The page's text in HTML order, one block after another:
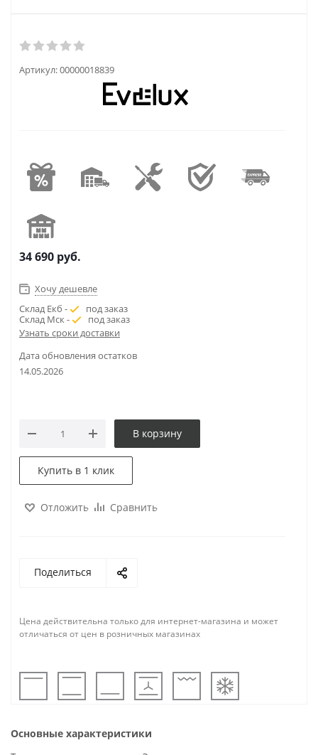
Артикул:00000018839
34 690 руб.
Хочу дешевле
Склад Екб -
под заказ
Склад Мск -
под заказ
Узнать сроки доставки
Дата обновления остатков
14.05.2026
В корзину
Купить в 1 клик
Отложить Сравнить
Поделиться
Цена действительна только для интернет-магазина и может
отличаться от цен в розничных магазинах
Основные характеристики